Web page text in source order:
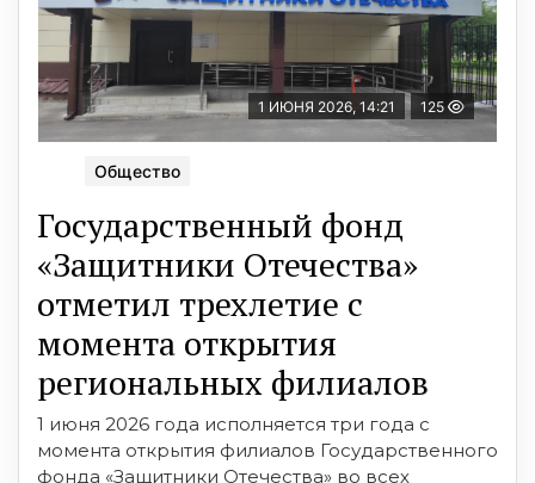
1 ИЮНЯ 2026, 14:21 125
Общество
Государственный фонд
«Защитники Отечества»
отметил трехлетие с
момента открытия
региональных филиалов
1 июня 2026 года исполняется три года с
момента открытия филиалов Государственного
фонда «Защитники Отечества» во всех